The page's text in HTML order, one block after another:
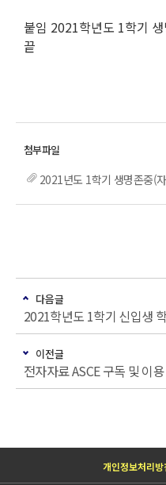
붙임 2021학년도 1학기
끝
2021년도 1학기 생명존중(
다음글
2021학년도 1학기 신입생
이전글
전자자료 ASCE 구독 및 이
개인정보처리방